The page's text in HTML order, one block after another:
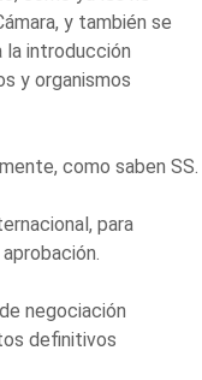
y también se
la introducción
y organismos
como saben SS.
para
negociación
definitivos